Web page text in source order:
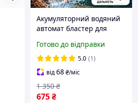
Акумуляторний водяний
автомат бластер для
водний пістолет для гри
із високою потужністю
струменя,голубий.
Готово до відправки
5.0 (1)
від68₴/міс
675₴
1 350 ₴